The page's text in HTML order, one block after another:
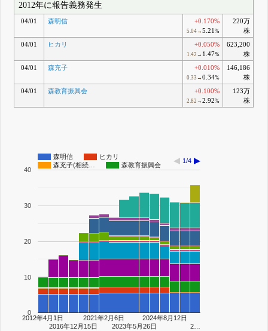
2012年に報告義務発生
04/01 森明信 +0.170%
5.04→ 5.21 %
220万
株
04/01
ヒカリ +0.050%
1.42→ 1.47%
623,200
株
04/01
森充子 +0.010%
0.33→ 0.34%
146,186
株
04/01
森教育振興会 +0.100%
2.82→ 2.92%
123万
株
森明信
ヒカリ
森充子(相続…
森教育振興会
1/4
2012年4月1日
2016年12月15日
2021年2月6日
2023年5月26日
2024年8月12日
2…
0
10
20
30
40